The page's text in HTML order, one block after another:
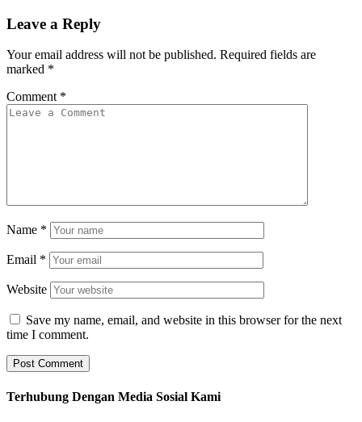
Leave a Reply
Your email address will not be published. Required fields are
marked *
Comment *
Name *
Email *
Website
Save my name, email, and website in this browser for the next
time I comment.
Terhubung Dengan Media Sosial Kami